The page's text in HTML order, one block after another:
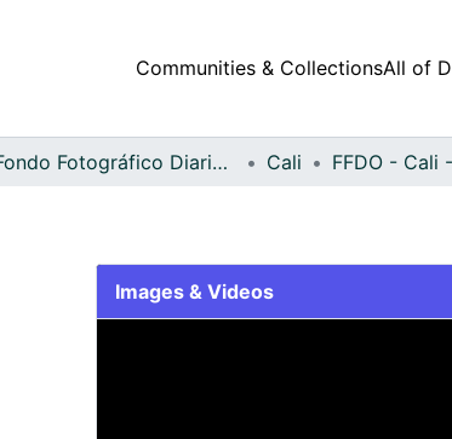
Communities & CollectionsAll of
Fondo Fotográfico Diario Occidente Cali FFDO - Cali
Images & Videos